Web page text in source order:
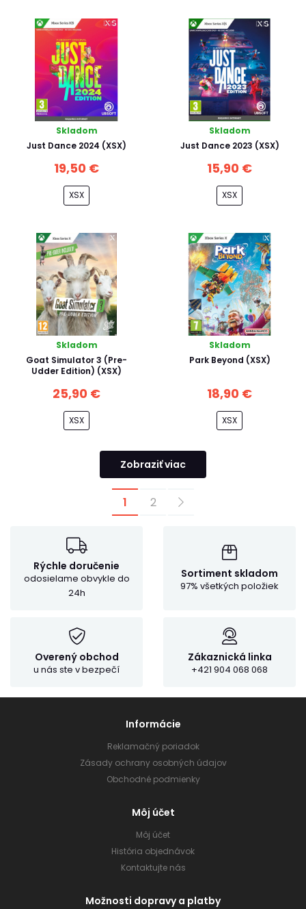
Skladom
Just Dance 2024 (XSX)
19,50 €
XSX
Skladom
Just Dance 2023 (XSX)
15,90 €
XSX
Skladom
Goat Simulator 3 (Pre-
Udder Edition) (XSX)
25,90 €
XSX
Skladom
Park Beyond (XSX)
18,90 €
XSX
Zobraziť viac
1 2
Rýchle doručenie
odosielame obvykle do
24h
Sortiment skladom
97% všetkých položiek
Overený obchod
u nás ste v bezpečí
Zákaznická linka
+421 904 068 068
Informácie
Reklamačný poriadok
Zásady ochrany osobných údajov
Obchodné podmienky
Môj účet
Môj účet
História objednávok
Kontaktujte nás
Možnosti dopravy a platby